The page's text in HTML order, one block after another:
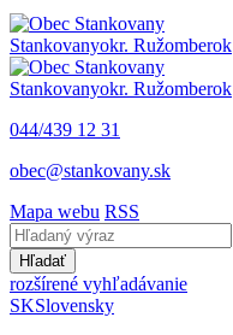
Stankovanyokr. Ružomberok
Stankovanyokr. Ružomberok
044/439 12 31
obec@stankovany.sk
Mapa webu RSS
Hľadať
rozšírené vyhľadávanie
SKSlovensky